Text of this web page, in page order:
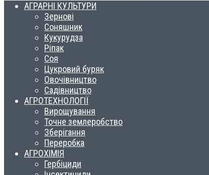
АГРАРНІ КУЛЬТУРИ
Зернові
Соняшник
Кукурудза
Ріпак
Соя
Цукровий буряк
Овочівництво
Садівництво
АГРОТЕХНОЛОГІЇ
Вирощування
Точне землеробство
Зберігання
Переробка
АГРОХІМІЯ
Гербіциди